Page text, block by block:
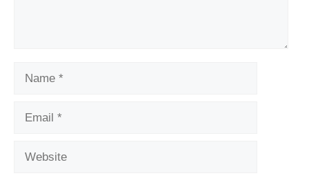
Name
Email
Website